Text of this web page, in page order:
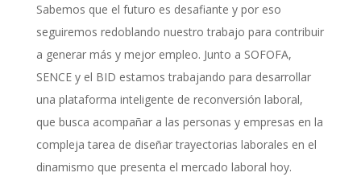
Sabemos que el futuro es desafiante y por eso
seguiremos redoblando nuestro trabajo para contribuir
a generar más y mejor empleo. Junto a SOFOFA,
SENCE y el BID estamos trabajando para desarrollar
una plataforma inteligente de reconversión laboral,
que busca acompañar a las personas y empresas en la
compleja tarea de diseñar trayectorias laborales en el
dinamismo que presenta el mercado laboral hoy.